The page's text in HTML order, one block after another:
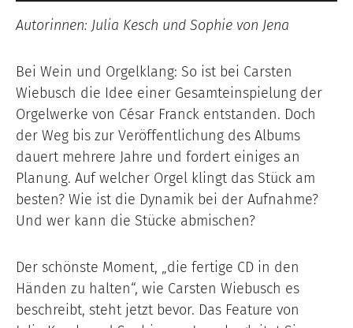
Autorinnen: Julia Kesch und Sophie von Jena
Bei Wein und Orgelklang: So ist bei Carsten
Wiebusch die Idee einer Gesamteinspielung der
Orgelwerke von César Franck entstanden. Doch
der Weg bis zur Veröffentlichung des Albums
dauert mehrere Jahre und fordert einiges an
Planung. Auf welcher Orgel klingt das Stück am
besten? Wie ist die Dynamik bei der Aufnahme?
Und wer kann die Stücke abmischen?
Der schönste Moment, „die fertige CD in den
Händen zu halten“, wie Carsten Wiebusch es
beschreibt, steht jetzt bevor. Das Feature von